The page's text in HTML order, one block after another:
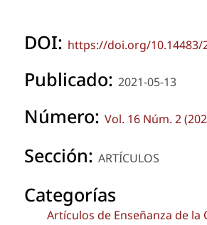
DOI: https://doi.org/10.14483/
Publicado: 2021-05-13
Número: Vol. 16 Núm. 2
Sección: ARTÍCULOS
Categorías
Artículos de Enseñanza de la